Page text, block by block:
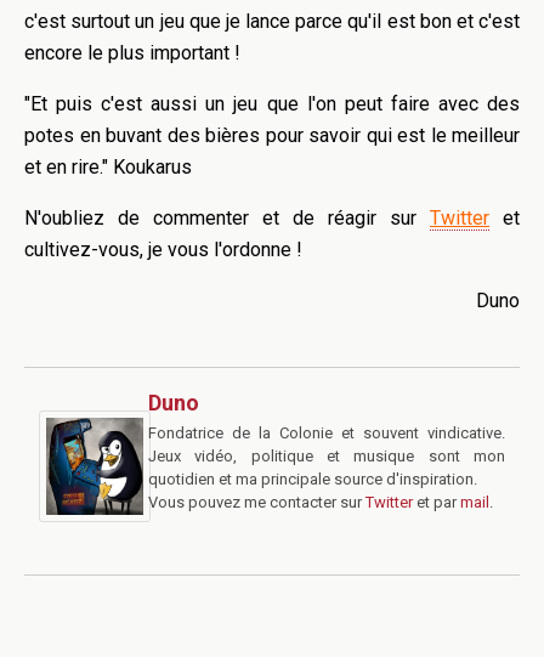
c'est surtout un jeu que je lance parce qu'il est bon et c'est
encore le plus important !
"Et puis c'est aussi un jeu que l'on peut faire avec des
potes en buvant des bières pour savoir qui est le meilleur
et en rire." Koukarus
N'oubliez de commenter et de réagir sur Twitter et
cultivez-vous, je vous l'ordonne !
Duno
Duno
Fondatrice de la Colonie et souvent vindicative.
Jeux vidéo, politique et musique sont mon
quotidien et ma principale source d'inspiration.
Vous pouvez me contacter surTwitteret parmail .